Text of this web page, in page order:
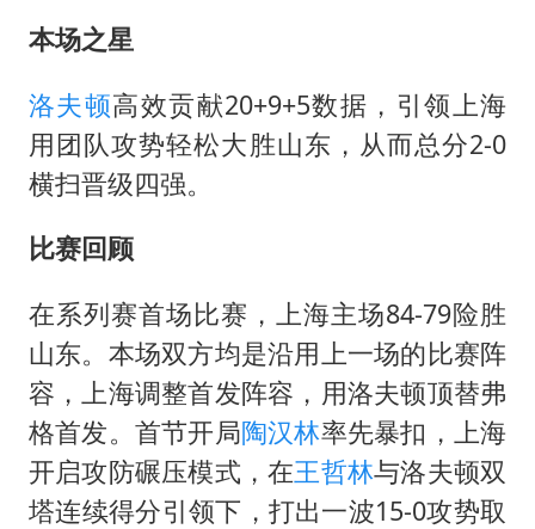
本场之星
洛夫顿高效贡献20+9+5数据，引领上海
用团队攻势轻松大胜山东，从而总分2-0
横扫晋级四强。
比赛回顾
在系列赛首场比赛，上海主场84-79险胜
山东。本场双方均是沿用上一场的比赛阵
容，上海调整首发阵容，用洛夫顿顶替弗
格首发。首节开局陶汉林率先暴扣，上海
开启攻防碾压模式，在王哲林与洛夫顿双
塔连续得分引领下，打出一波15-0攻势取